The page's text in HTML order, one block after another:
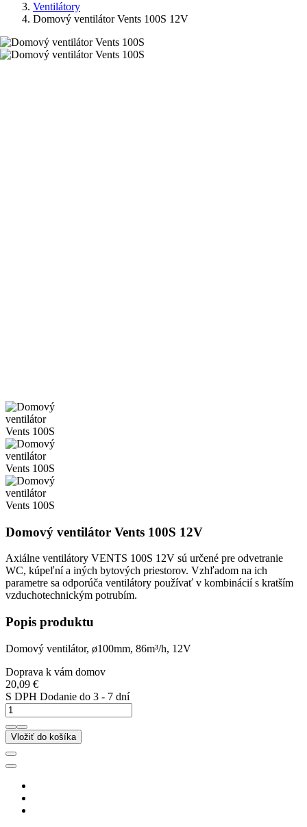
Ventilátory
Domový ventilátor Vents 100S 12V
Domový ventilátor Vents 100S 12V
Axiálne ventilátory VENTS 100S 12V sú určené pre odvetranie
WC, kúpeľní a iných bytových priestorov. Vzhľadom na ich
parametre sa odporúča ventilátory používať v kombinácií s kratším
vzduchotechnickým potrubím.
Popis produktu
Domový ventilátor, ø100mm, 86m³/h, 12V
Doprava k vám domov
20,09 €
S DPH Dodanie do 3 - 7 dní
Vložiť do košíka